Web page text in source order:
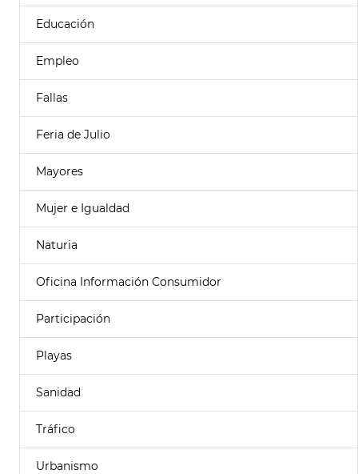
Educación
Empleo
Fallas
Feria de Julio
Mayores
Mujer e Igualdad
Naturia
Oficina Información Consumidor
Participación
Playas
Sanidad
Tráfico
Urbanismo